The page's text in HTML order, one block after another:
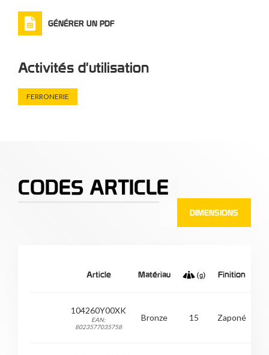
GÉNÉRER UN PDF
Activités d'utilisation
FERRONERIE
CODES ARTICLE
DIMENSIONS
Article Matériau Finition
104260Y00XK
EAN:
8023577035758
Bronze 15 Zaponé